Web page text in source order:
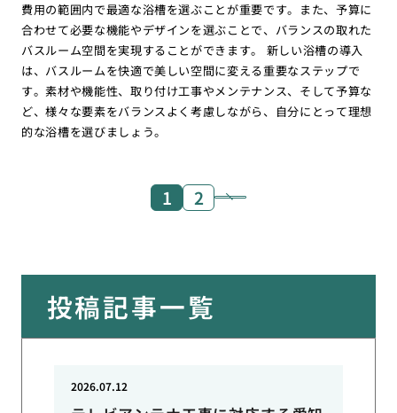
費用の範囲内で最適な浴槽を選ぶことが重要です。また、予算に
合わせて必要な機能やデザインを選ぶことで、バランスの取れた
バスルーム空間を実現することができます。 新しい浴槽の導入
は、バスルームを快適で美しい空間に変える重要なステップで
す。素材や機能性、取り付け工事やメンテナンス、そして予算な
ど、様々な要素をバランスよく考慮しながら、自分にとって理想
的な浴槽を選びましょう。
1 2
投稿記事一覧
2026.07.12